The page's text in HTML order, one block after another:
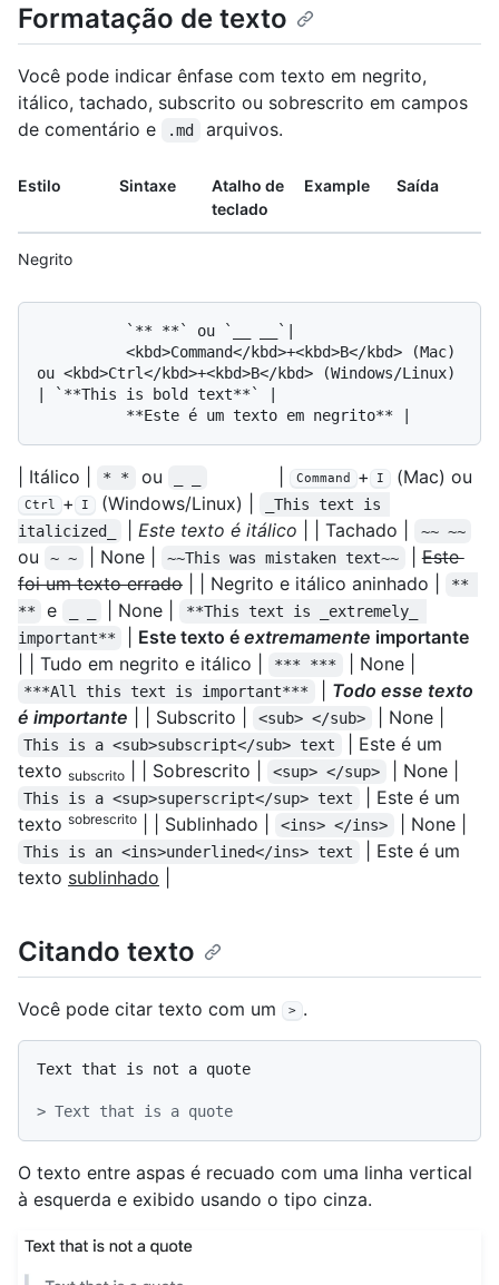
Formatação de texto
Você pode indicar ênfase com texto em negrito,
itálico, tachado, subscrito ou sobrescrito em campos
de comentário e
.md arquivos.
Estilo Sintaxe
Atalho de
teclado
Example Saída
Negrito
ou <kbd>Ctrl</kbd>+<kbd>B</kbd> (Windows/Linux)
| `**This is bold text**` |
| Itálico | * * ou Command + I (Mac) ou
Ctrl + I (Windows/Linux) |
_This text is
italicized_
|Este texto é itálico | | Tachado | ~~ ~~
ou ~ ~ | None | ~~This was mistaken text~~ |Este
foi um texto errado | | Negrito e itálico aninhado |
**
**
e | None |
**This text is _extremely_
important**
Este texto éextremamente importante
| | Tudo em negrito e itálico |
*** *** | None |
***All this text is important***
Todo esse texto
é importante | | Subscrito | <sub> </sub> | None |
This is a <sub>subscript</sub> text
| Este é um
texto subscrito | | Sobrescrito | <sup> </sup> | None |
This is a <sup>superscript</sup> text
| Este é um
texto sobrescrito | | Sublinhado | <ins> </ins> | None |
This is an <ins>underlined</ins> text
| Este é um
texto sublinhado
Citando texto
Você pode citar texto com um > .
Text that is not a quote
> Text that is a quote
O texto entre aspas é recuado com uma linha vertical
à esquerda e exibido usando o tipo cinza.